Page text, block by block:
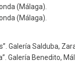
(Málaga).
(Málaga).
Galería Salduba,
Galería Benedito,